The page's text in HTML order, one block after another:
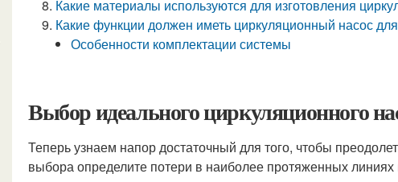
Какие материалы используются для изготовления
Какие функции должен иметь циркуляционный насос
Особенности комплектации системы
Выбор идеального циркуляционного
Теперь узнаем напор достаточный для того, чтобы
выбора определите потери в наиболее протяженных линиях